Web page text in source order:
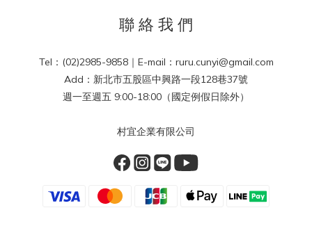
聯 絡 我 們
Tel：(02)2985-9858｜E-mail：ruru.cunyi@gmail.com
Add：新北市五股區中興路一段128巷37號
週一至週五 9:00-18:00（國定例假日除外）
村宜企業有限公司